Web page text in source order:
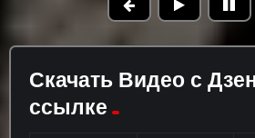
Скачать Видео с
ссылке